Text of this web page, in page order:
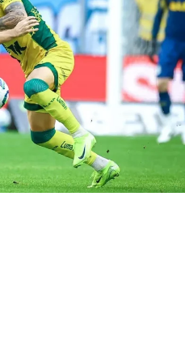
ESCALAÇÃO
escalações e mais